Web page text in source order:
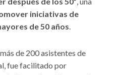
iniciativas de
de 50 años.
de 200 asistentes de
fue facilitado por